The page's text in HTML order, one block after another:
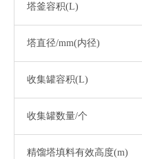
塔釜容积(L)
塔直径/mm(内径)
收集罐容积(L)
收集罐数量/个
精馏塔填料有效高度(m)